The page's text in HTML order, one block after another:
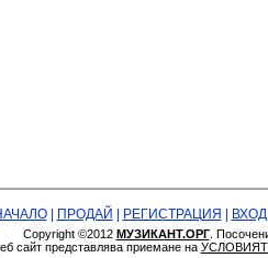
| ПРОДАЙ РЕГИСТРАЦИЯ ВХОД
Copyright ©2012 МУЗИКАНТ.ОРГ.
сайт представлява приемане на